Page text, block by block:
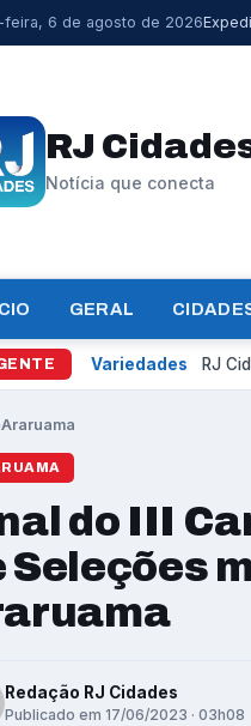
feira, 6 de agosto de 2026
RJ
Notícia que conecta
GERAL
Variedades RJ
Araruama
do III
Seleções
Redação RJ Cidades
Publicado em 17/06/2023 · 03h08